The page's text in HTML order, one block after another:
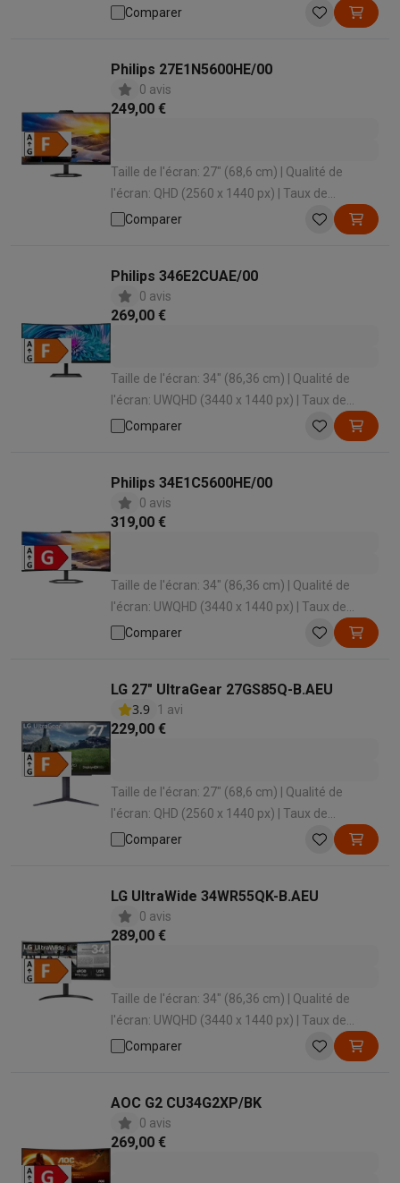
rafraîchissement: 75 Hz | Temps de réponse: 1
Comparer
Philips 27E1N5600HE/00
0 avis
249,00 €
Taille de l'écran: 27" (68,6 cm) | Qualité de
l'écran: QHD (2560 x 1440 px) | Taux de
rafraîchissement: 75 Hz | Temps de réponse: 1
Comparer
Philips 346E2CUAE/00
0 avis
269,00 €
Taille de l'écran: 34" (86,36 cm) | Qualité de
l'écran: UWQHD (3440 x 1440 px) | Taux de
rafraîchissement: 100 Hz | Temps de réponse: 1
Comparer
Philips 34E1C5600HE/00
0 avis
319,00 €
Taille de l'écran: 34" (86,36 cm) | Qualité de
l'écran: UWQHD (3440 x 1440 px) | Taux de
rafraîchissement: 100 Hz | Temps de réponse: 1
Comparer
LG 27" UltraGear 27GS85Q-B.AEU
3.9 1 avi
229,00 €
Taille de l'écran: 27" (68,6 cm) | Qualité de
l'écran: QHD (2560 x 1440 px) | Taux de
rafraîchissement: 200 Hz | Temps de réponse: 1
Comparer
LG UltraWide 34WR55QK-B.AEU
0 avis
289,00 €
Taille de l'écran: 34" (86,36 cm) | Qualité de
l'écran: UWQHD (3440 x 1440 px) | Taux de
rafraîchissement: 100 Hz | Temps de réponse: 5
Comparer
AOC G2 CU34G2XP/BK
0 avis
269,00 €